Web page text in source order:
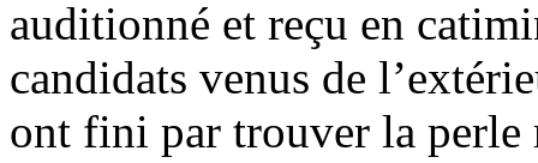
auditionné et reçu en
candidats venus de
ont fini par trouver la perle